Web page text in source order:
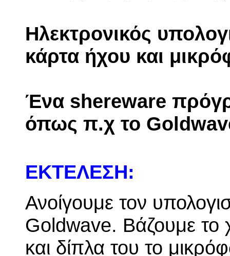
Ηλεκτρονικός
κάρτα ήχου και
Ένα shereware
όπως π.χ το
ΕΚΤΕΛΕΣΗ:
Ανοίγουμε τον
Goldwave. Βάζουμε το
και δίπλα του το